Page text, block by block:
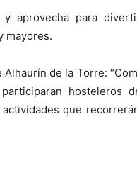
y aprovecha para
mayores.
de la Torre:
hosteleros
que